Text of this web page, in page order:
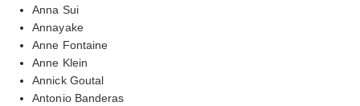
Anna Sui
Annayake
Anne Fontaine
Anne Klein
Annick Goutal
Antonio Banderas